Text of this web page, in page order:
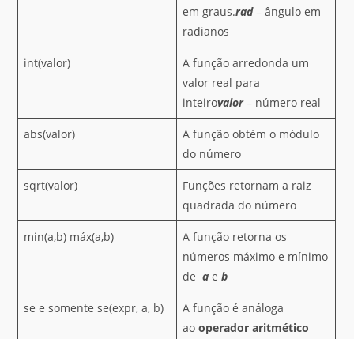
em graus.rad– ângulo em
radianos
int(valor)
A função arredonda um
valor real para
inteirovalor– número real
abs(valor)
A função obtém o módulo
do número
sqrt(valor)
Funções retornam a raiz
quadrada do número
min(a,b) máx(a,b)
A função retorna os
números máximo e mínimo
dea eb
se e somente se(expr, a, b)
A função é análoga
aooperador aritmético